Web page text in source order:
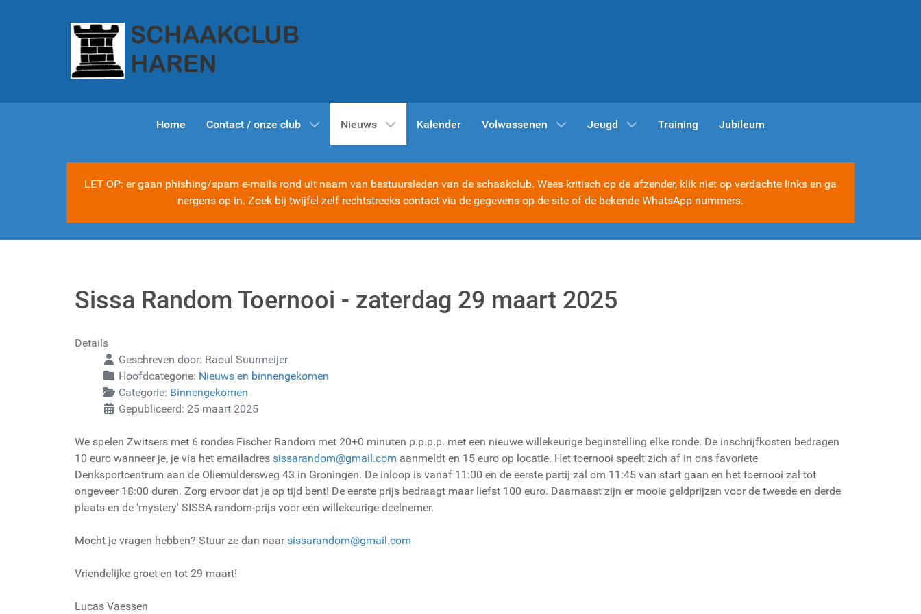
Home Contact / onze club Nieuws Kalender Volwassenen Jeugd Training Jubileum
LET OP: er gaan phishing/spam e-mails rond uit naam van bestuursleden van de schaakclub. Wees kritisch op de afzender, klik niet op verdachte links en ga
nergens op in. Zoek bij twijfel zelf rechtstreeks contact via de gegevens op de site of de bekende WhatsApp nummers.
Sissa Random Toernooi - zaterdag 29 maart 2025
Details
Geschreven door: Raoul Suurmeijer
Hoofdcategorie: Nieuws en binnengekomen
Categorie: Binnengekomen
Gepubliceerd: 25 maart 2025
We spelen Zwitsers met 6 rondes Fischer Random met 20+0 minuten p.p.p.p. met een nieuwe willekeurige beginstelling elke ronde. De inschrijfkosten bedragen
10 euro wanneer je, je via het emailadres sissarandom@gmail.com aanmeldt en 15 euro op locatie. Het toernooi speelt zich af in ons favoriete
Denksportcentrum aan de Oliemuldersweg 43 in Groningen. De inloop is vanaf 11:00 en de eerste partij zal om 11:45 van start gaan en het toernooi zal tot
ongeveer 18:00 duren. Zorg ervoor dat je op tijd bent! De eerste prijs bedraagt maar liefst 100 euro. Daarnaast zijn er mooie geldprijzen voor de tweede en derde
plaats en de 'mystery' SISSA-random-prijs voor een willekeurige deelnemer.
Mocht je vragen hebben? Stuur ze dan naarsissarandom@gmail.com
Vriendelijke groet en tot 29 maart!
Lucas Vaessen